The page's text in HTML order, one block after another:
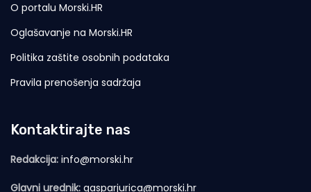
O portalu Morski.HR
Oglašavanje na Morski.HR
Politika zaštite osobnih podataka
Pravila prenošenja sadržaja
Kontaktirajte nas
Redakcija: info@morski.hr
Glavni urednik: gasparjurica@morski.hr